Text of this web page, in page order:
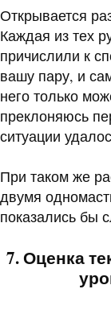
Открывается
Каждая из тех
причислили к
вашу пару, и
него только
преклоняюсь
ситуации
При таком же
двумя
показались бы
7. Оценка